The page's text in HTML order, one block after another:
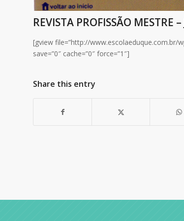
REVISTA PROFISSÃO MESTRE
[gview file=”http://www.escolaeduque.com.br/
save=”0″ cache=”0″ force=”1″]
Share this entry